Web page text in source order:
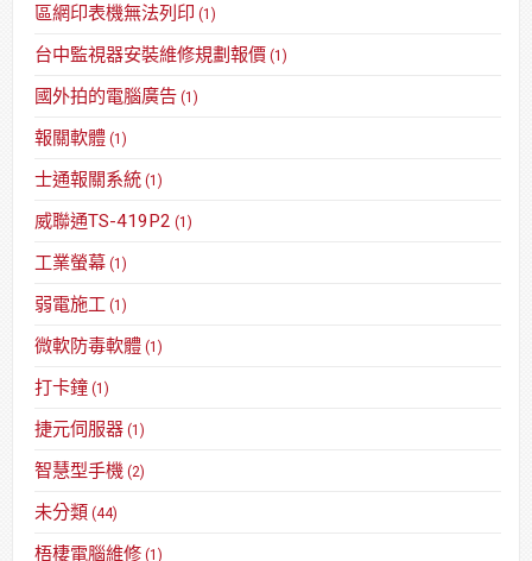
區網印表機無法列印 (1)
台中監視器安裝維修規劃報價 (1)
國外拍的電腦廣告 (1)
報關軟體 (1)
士通報關系統 (1)
威聯通TS-419P2 (1)
工業螢幕 (1)
弱電施工 (1)
微軟防毒軟體 (1)
打卡鐘 (1)
捷元伺服器 (1)
智慧型手機 (2)
未分類 (44)
梧棲電腦維修 (1)